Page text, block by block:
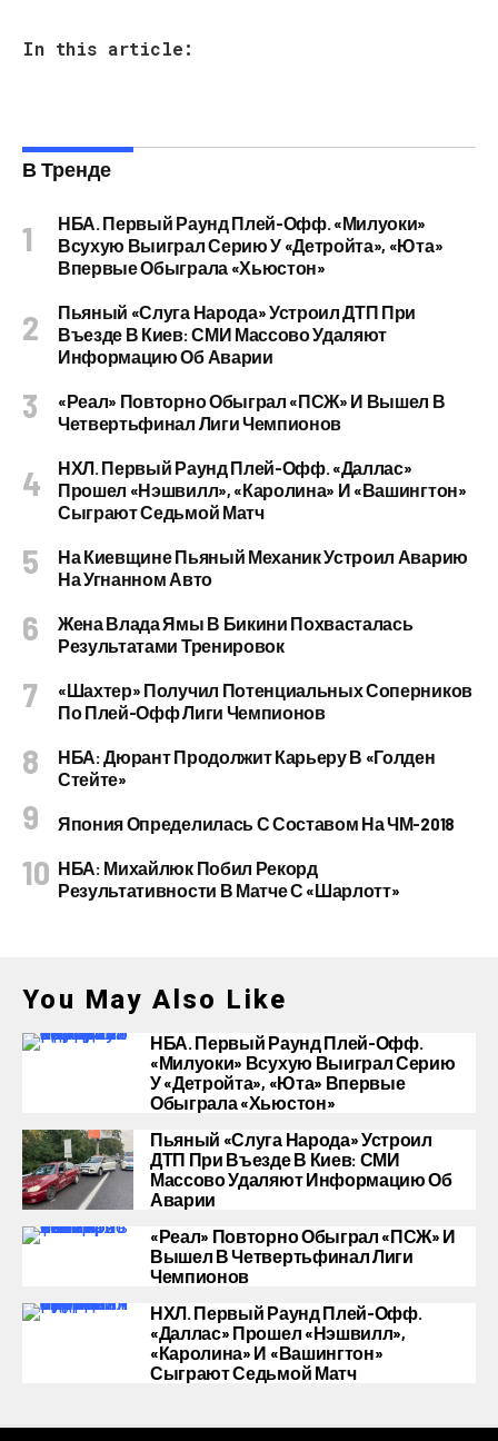
In this article:
В Тренде
НБА. Первый Раунд Плей-Офф. «Милуоки»
Всухую Выиграл Серию У «Детройта», «Юта»
Впервые Обыграла «Хьюстон»
Пьяный «слуга Народа» Устроил ДТП При
Въезде В Киев: СМИ Массово Удаляют
Информацию Об Аварии
«Реал» Повторно Обыграл «ПСЖ» И Вышел В
Четвертьфинал Лиги Чемпионов
НХЛ. Первый Раунд Плей-Офф. «Даллас»
Прошел «Нэшвилл», «Каролина» И «Вашингтон»
Сыграют Седьмой Матч
На Киевщине Пьяный Механик Устроил Аварию
На Угнанном Авто
Жена Влада Ямы В Бикини Похвасталась
Результатами Тренировок
«Шахтер» Получил Потенциальных Соперников
По Плей-Офф Лиги Чемпионов
НБА: Дюрант Продолжит Карьеру В «Голден
Стейте»
Япония Определилась С Составом На ЧМ-2018
НБА: Михайлюк Побил Рекорд
Результативности В Матче С «Шарлотт»
You May Also Like
НБА. Первый Раунд Плей-Офф.
«Милуоки» Всухую Выиграл Серию
У «Детройта», «Юта» Впервые
Обыграла «Хьюстон»
Пьяный «слуга Народа» Устроил
ДТП При Въезде В Киев: СМИ
Массово Удаляют Информацию Об
Аварии
«Реал» Повторно Обыграл «ПСЖ» И
Вышел В Четвертьфинал Лиги
Чемпионов
НХЛ. Первый Раунд Плей-Офф.
«Даллас» Прошел «Нэшвилл»,
«Каролина» И «Вашингтон»
Сыграют Седьмой Матч